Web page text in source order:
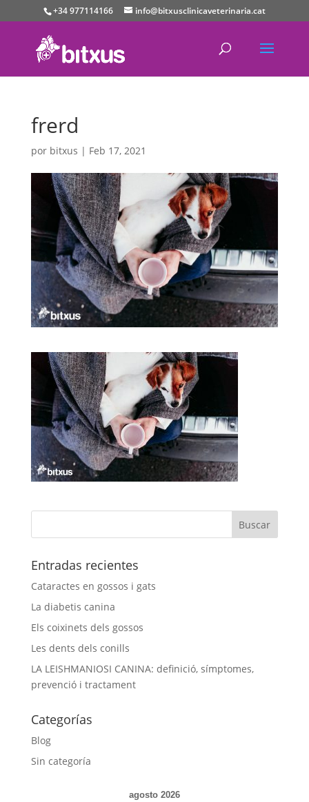
+34 977114166 info@bitxusclinicaveterinaria.cat
frerd
por bitxus | Feb 17, 2021
Entradas recientes
Cataractes en gossos i gats
La diabetis canina
Els coixinets dels gossos
Les dents dels conills
LA LEISHMANIOSI CANINA: definició, símptomes,
prevenció i tractament
Categorías
Blog
Sin categoría
agosto 2026